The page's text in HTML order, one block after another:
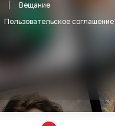
Вещание
Пользовательское соглашение